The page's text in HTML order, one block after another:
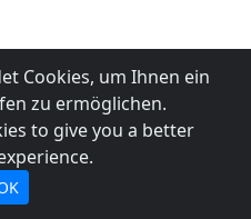
Cookies, um Ihnen ein
zu ermöglichen.
to give you a better